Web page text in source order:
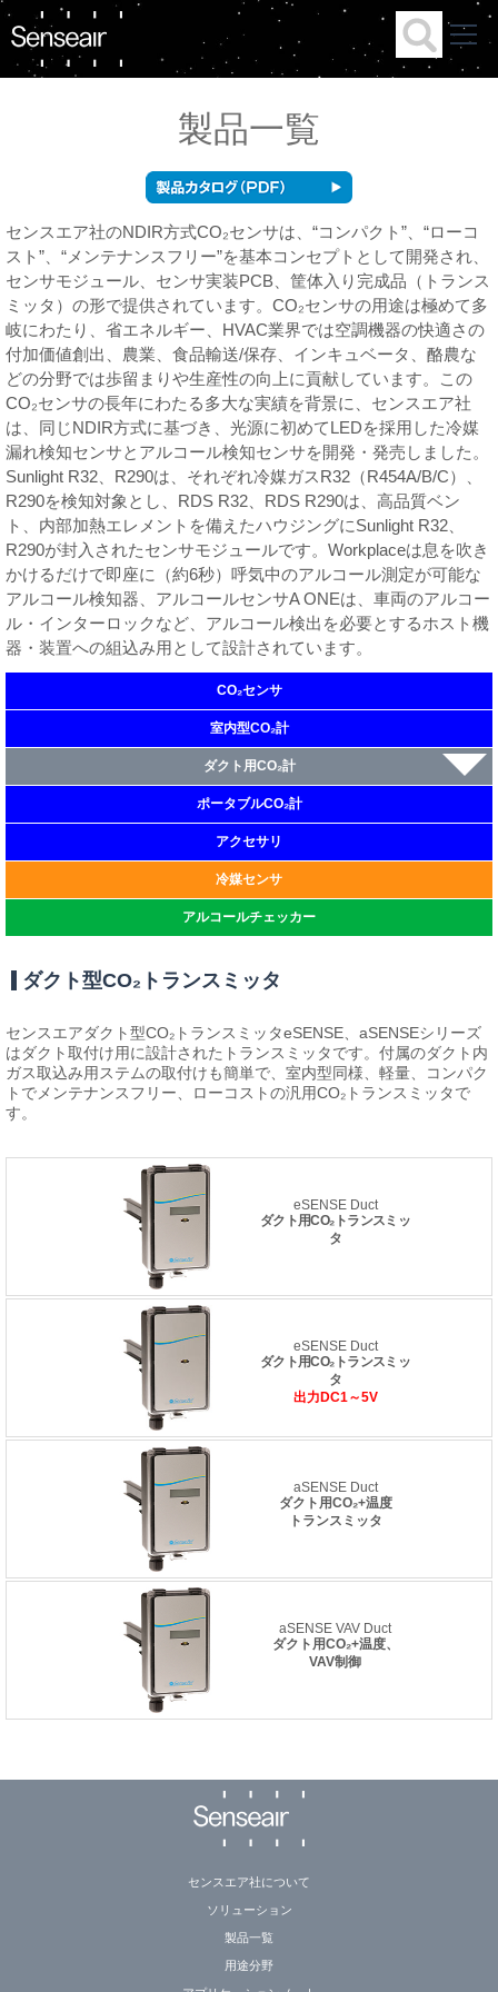
製品一覧
センスエア社のNDIR方式CO₂センサは、“コンパクト”、“ローコ
スト”、“メンテナンスフリー”を基本コンセプトとして開発され、
センサモジュール、センサ実装PCB、筐体入り完成品（トランス
ミッタ）の形で提供されています。CO₂センサの用途は極めて多
岐にわたり、省エネルギー、HVAC業界では空調機器の快適さの
付加価値創出、農業、食品輸送/保存、インキュベータ、酪農な
どの分野では歩留まりや生産性の向上に貢献しています。この
CO₂センサの長年にわたる多大な実績を背景に、センスエア社
は、同じNDIR方式に基づき、光源に初めてLEDを採用した冷媒
漏れ検知センサとアルコール検知センサを開発・発売しました。
Sunlight R32、R290は、それぞれ冷媒ガスR32（R454A/B/C）、
R290を検知対象とし、RDS R32、RDS R290は、高品質ベン
ト、内部加熱エレメントを備えたハウジングにSunlight R32、
R290が封入されたセンサモジュールです。Workplaceは息を吹き
かけるだけで即座に（約6秒）呼気中のアルコール測定が可能な
アルコール検知器、アルコールセンサA ONEは、車両のアルコー
ル・インターロックなど、アルコール検出を必要とするホスト機
器・装置への組込み用として設計されています。
CO₂センサ
室内型CO₂計
ダクト用CO₂計
ポータブルCO₂計
アクセサリ
冷媒センサ
アルコールチェッカー
ダクト型CO₂トランスミッタ
センスエアダクト型CO₂トランスミッタeSENSE、aSENSEシリーズ
はダクト取付け用に設計されたトランスミッタです。付属のダクト内
ガス取込み用ステムの取付けも簡単で、室内型同様、軽量、コンパク
トでメンテナンスフリー、ローコストの汎用CO₂トランスミッタで
す。
eSENSE Duct
ダクト用CO₂トランスミッ
タ
eSENSE Duct
ダクト用CO₂トランスミッ
タ
出力DC1～5V
aSENSE Duct
ダクト用CO₂+温度
トランスミッタ
aSENSE VAV Duct
ダクト用CO₂+温度、
VAV制御
センスエア社について
ソリューション
製品一覧
用途分野